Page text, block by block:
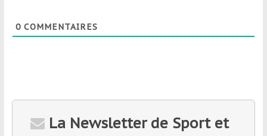
0COMMENTAIRES
La Newsletter de Sport et